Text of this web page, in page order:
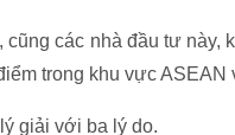
cũng các nhà đầu tư này,
trong khu vực
giải với ba lý do.